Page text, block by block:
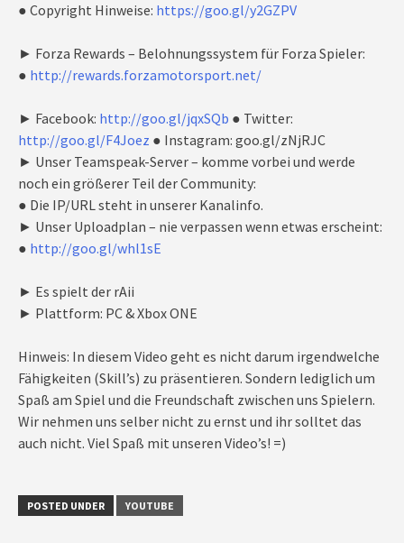
● Copyright Hinweise: https://goo.gl/y2GZPV
► Forza Rewards – Belohnungssystem für Forza Spieler:
● http://rewards.forzamotorsport.net/
► Facebook: http://goo.gl/jqxSQb ● Twitter:
http://goo.gl/F4Joez ● Instagram: goo.gl/zNjRJC
► Unser Teamspeak-Server – komme vorbei und werde
noch ein größerer Teil der Community:
● Die IP/URL steht in unserer Kanalinfo.
► Unser Uploadplan – nie verpassen wenn etwas erscheint:
● http://goo.gl/whl1sE
► Es spielt der rAii
► Plattform: PC & Xbox ONE
Hinweis: In diesem Video geht es nicht darum irgendwelche
Fähigkeiten (Skill’s) zu präsentieren. Sondern lediglich um
Spaß am Spiel und die Freundschaft zwischen uns Spielern.
Wir nehmen uns selber nicht zu ernst und ihr solltet das
auch nicht. Viel Spaß mit unseren Video’s! =)
POSTED UNDER YOUTUBE